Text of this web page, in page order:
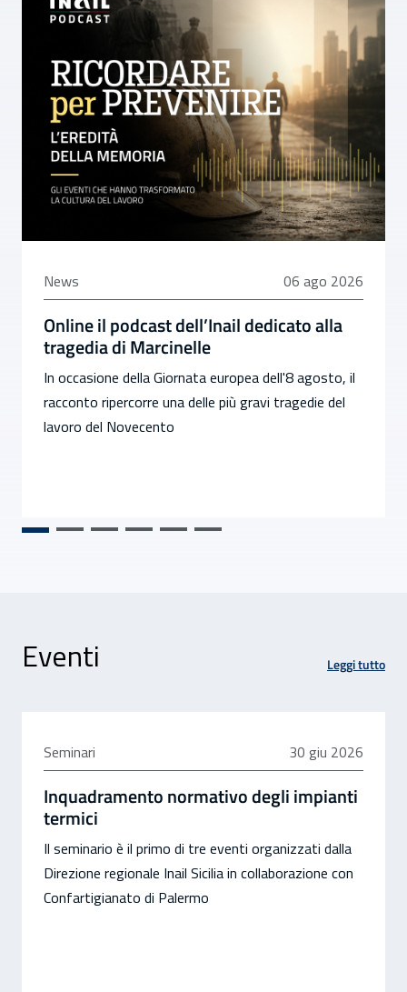
News 06 agosto 2026
06 ago 2026
Online il podcast dell’Inail dedicato alla
tragedia di Marcinelle
In occasione della Giornata europea dell'8 agosto, il
racconto ripercorre una delle più gravi tragedie del
lavoro del Novecento
Eventi Leggi tutto
Seminari 30 giugno 2026
30 giu 2026
Inquadramento normativo degli impianti
termici
Il seminario è il primo di tre eventi organizzati dalla
Direzione regionale Inail Sicilia in collaborazione con
Confartigianato di Palermo